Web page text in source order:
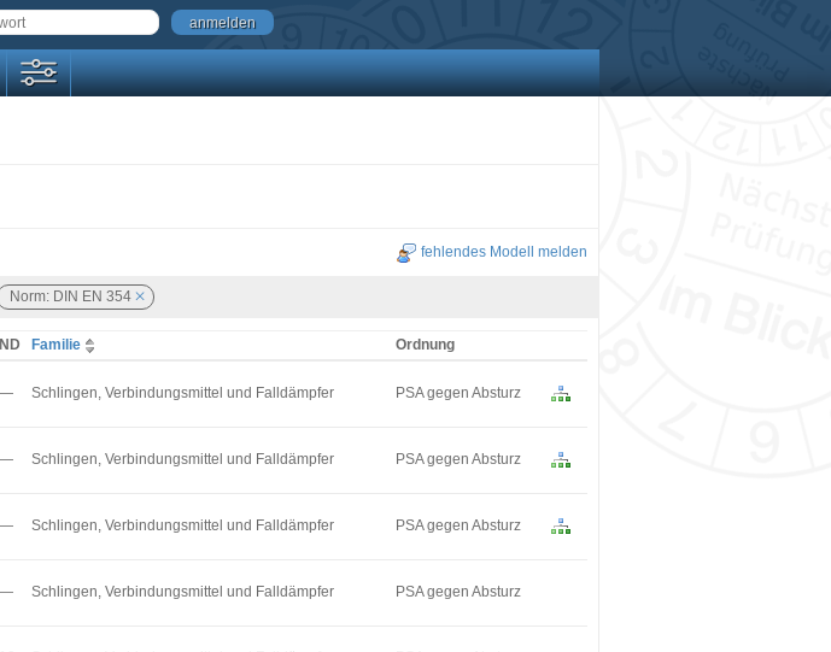
anmelden
fehlendes Modell melden
Norm: DIN EN 354
ND Familie Ordnung
— Schlingen, Verbindungsmittel und Falldämpfer PSA gegen Absturz
— Schlingen, Verbindungsmittel und Falldämpfer PSA gegen Absturz
— Schlingen, Verbindungsmittel und Falldämpfer PSA gegen Absturz
— Schlingen, Verbindungsmittel und Falldämpfer PSA gegen Absturz